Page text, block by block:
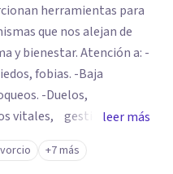
herramientas para
y bienestar. Atención a: -
fobias. -Baja
-Duelos,
vitales, gestión de
Si deseas resolver una
cambios en tu vida, el
leer más
+7 más